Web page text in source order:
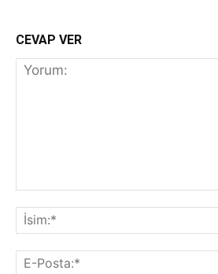
CEVAP VER
Yorum: